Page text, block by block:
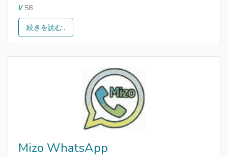
V58
続きを読む..
Mizo WhatsApp